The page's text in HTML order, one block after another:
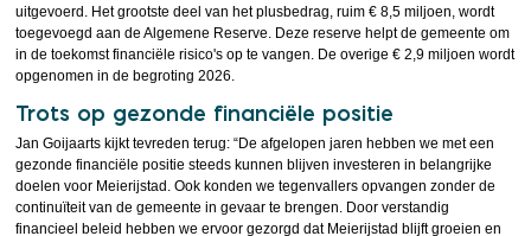
uitgevoerd. Het grootste deel van het plusbedrag, ruim € 8,5 miljoen, wordt
toegevoegd aan de Algemene Reserve. Deze reserve helpt de gemeente om
in de toekomst financiële risico's op te vangen. De overige € 2,9 miljoen wordt
opgenomen in de begroting 2026.
Trots op gezonde financiële positie
Jan Goijaarts kijkt tevreden terug: “De afgelopen jaren hebben we met een
gezonde financiële positie steeds kunnen blijven investeren in belangrijke
doelen voor Meierijstad. Ook konden we tegenvallers opvangen zonder de
continuïteit van de gemeente in gevaar te brengen. Door verstandig
financieel beleid hebben we ervoor gezorgd dat Meierijstad blijft groeien en